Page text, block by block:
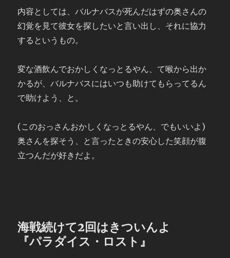
内容としては、バルナバスが死んだはずの奥さんの
幻覚を見て彼女を探したいと言い出し、それに協力
するというもの。
変な酒飲んでおかしくなっとるやん、て喉から出か
かるが、バルナバスにはいつも助けてもらってるん
で助けよう、と。
(このおっさんおかしくなっとるやん、でもいいよ)
奥さんを探そう、と言ったときの安心した笑顔が腹
立つんだが好きだよ。
海戦続けて2回はきついんよ
『パラダイス・ロスト』